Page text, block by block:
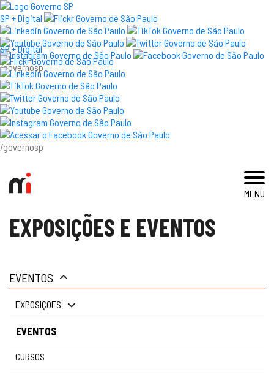
SP + Digital
/governosp
SP + Digital
/governosp
MENU
×
visite
exposições e eventos
acervo e pesquisa
museu
gestão
EXPOSIÇÕES E EVENTOS
EVENTOS
EXPOSIÇÕES
EVENTOS
CURSOS